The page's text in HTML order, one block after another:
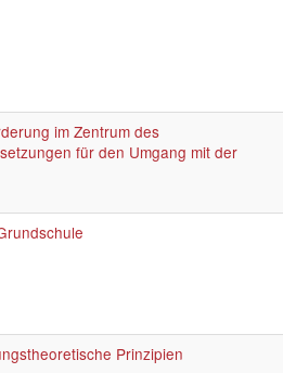
im Zentrum des
für den Umgang mit der
Prinzipien